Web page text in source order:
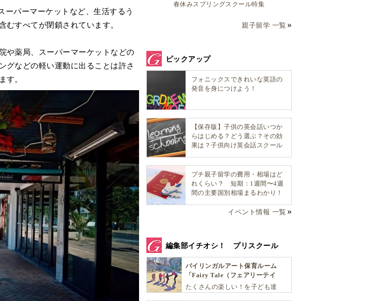
ーパーマーケットなど、生活するう
むすべてが閉鎖されています。
や薬局、スーパーマーケットなどの
グなどの軽い運動に出ることは許さ
す。
春休みスプリングスクール特集
親子留学 一覧
ピックアップ
フォニックスできれいな英語の
発音を身につけよう！
【保存版】子供の英会話いつか
らはじめる？どう選ぶ？その効
果は？子供向け英会話スクール
プチ親子留学の費用・相場はど
れくらい？ 短期：1週間〜4週
間の主要国別相場まるわかり！
イベント情報 一覧
編集部イチオシ！ プリスクール
バイリンガルアート保育ルーム
「Fairy Tale（フェアリーテイ
ル）」
たくさんの楽しい！を子ども達